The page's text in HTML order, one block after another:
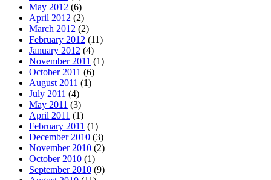
May 2012 (6)
April 2012 (2)
March 2012 (2)
February 2012 (11)
January 2012 (4)
November 2011 (1)
October 2011 (6)
August 2011 (1)
July 2011 (4)
May 2011 (3)
April 2011 (1)
February 2011 (1)
December 2010 (3)
November 2010 (2)
October 2010 (1)
September 2010 (9)